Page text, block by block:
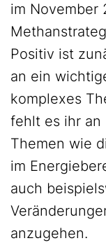
im November
Positiv ist
an ein
komplexes
fehlt es ihr
Themen wie
im
auch
anzugehen.